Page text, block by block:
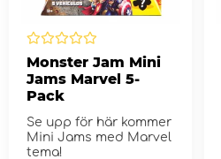
Monster Jam Mini
Jams Marvel 5-
Pack
Se upp för här kommer
Mini Jams med Marvel
tema!